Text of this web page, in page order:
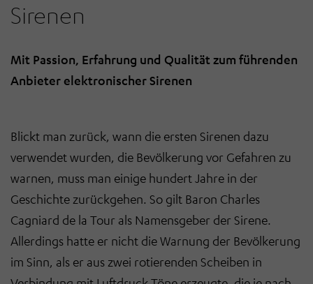
Sirenen
Mit Passion, Erfahrung und Qualität zum führenden
Anbieter elektronischer Sirenen
Blickt man zurück, wann die ersten Sirenen dazu
verwendet wurden, die Bevölkerung vor Gefahren zu
warnen, muss man einige hundert Jahre in der
Geschichte zurückgehen. So gilt Baron Charles
Cagniard de la Tour als Namensgeber der Sirene.
Allerdings hatte er nicht die Warnung der Bevölkerung
im Sinn, als er aus zwei rotierenden Scheiben in